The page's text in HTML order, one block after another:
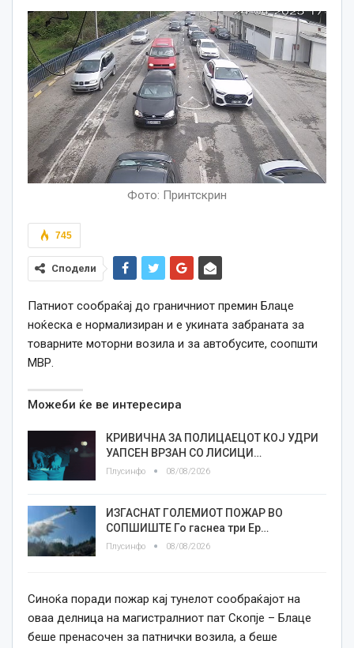
Фото: Принтскрин
745
Сподели
Патниот сообраќај до граничниот премин Блаце
ноќеска е нормализиран и е укината забраната за
товарните моторни возила и за автобусите, соопшти
МВР.
Можеби ќе ве интересира
КРИВИЧНА ЗА ПОЛИЦАЕЦОТ КОЈ УДРИ
УАПСЕН ВРЗАН СО ЛИСИЦИ…
Плусинфо 08/08/2026
ИЗГАСНАТ ГОЛЕМИОТ ПОЖАР ВО
СОПШИШТЕ Го гаснеа три Ер…
Плусинфо 08/08/2026
Синоќа поради пожар кај тунелот сообраќајот на
оваа делница на магистралниот пат Скопје – Блаце
беше пренасочен за патнички возила, а беше